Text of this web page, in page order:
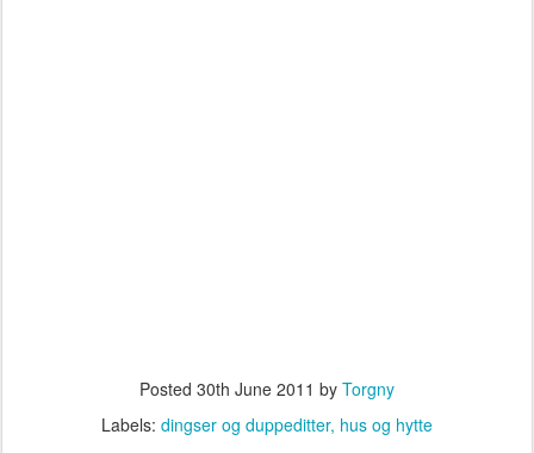
Posted 30th June 2011 by Torgny
Labels: dingser og duppeditter hus og hytte